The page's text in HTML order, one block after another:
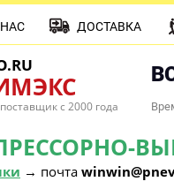
с 2000 года
→ почта
ДОСТАВКА